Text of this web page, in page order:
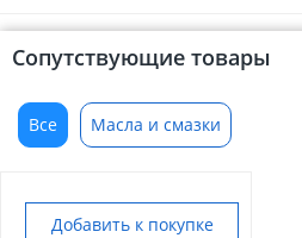
Сопутствующие товары
Все Масла и смазки
Добавить к покупке